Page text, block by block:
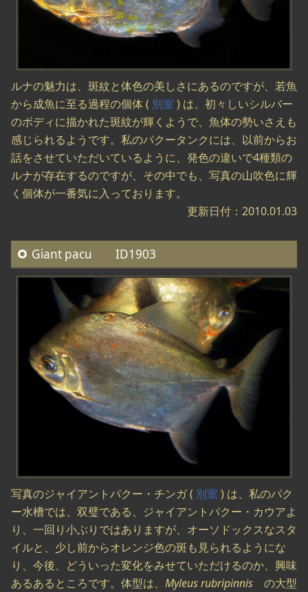
ルナの魅力は、斑紋と体色の美しさにあるのですが、若魚
から成魚に至る過程の個体 ( 別室 ) は、初々しいシルバー
のボディに描かれた斑紋が輝くようで、魚体の勢いさえも
感じられるようです。私のパクータンクには、以前からお
話をさせていただいているように、発色の違いで4種類の
ルナが存在するのですが、その中でも、写真の山吹色に輝
く個体が一番気に入っております。
更新日付：2010.01.03
Giant pacu ID1903
写真のジャイアントパクー・チンガ ( 別室 ) は、私のパク
ー水槽では、双璧である、ジャイアントパクー・カウアよ
り、一回り小ぶりではありますが、オーソドックスなスタ
イルと、少し前からオレンジ色の斑も見られるようにな
り、今後、どういった変化をみせていただけるのか、興味
あるあるところです。体型は、 Myleus rubripinnis の大型